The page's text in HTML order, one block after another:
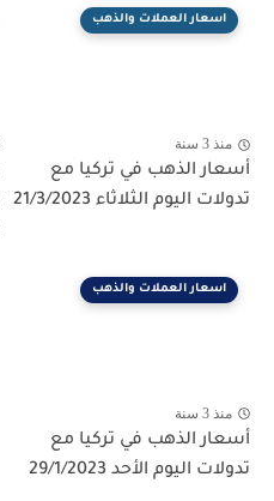
اسعار العملات والذهب
منذ 3 سنة
أسعار الذهب في تركيا مع
تدولات اليوم الثلاثاء 21/3/2023
اسعار العملات والذهب
منذ 3 سنة
أسعار الذهب في تركيا مع
تدولات اليوم الأحد 29/1/2023